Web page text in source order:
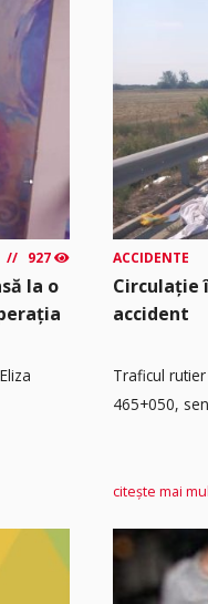
927
la o
ACCIDENTE
Circulație
accident
Traficul
465+050,
citește mai